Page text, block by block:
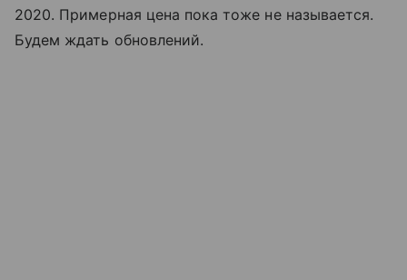
2020. Примерная цена пока тоже не называется.
Будем ждать обновлений.